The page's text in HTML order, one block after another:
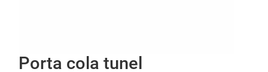
Porta cola tunel